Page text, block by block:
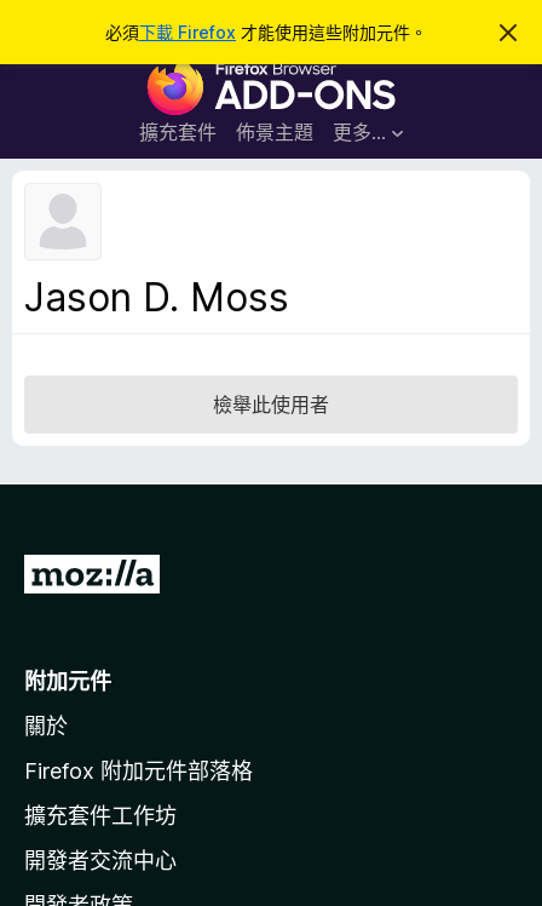
必須下載 Firefox 才能使用這些附加元件。
忽
此
F
r
e
覽
加
元
擴充套件 佈景主題 更多…
登入
Jason D. Moss
檢舉此使用者
前
o
i
l
a
官
網
附加元件
關於
Firefox 附加元件部落格
擴充套件工作坊
開發者交流中心